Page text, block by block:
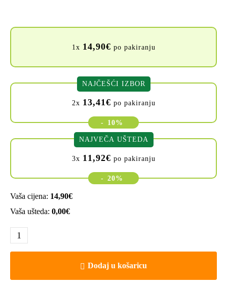
1x 14,90€ po pakiranju
2x 13,41 € po pakiranju
- 10%
NAJČEŠĆI IZBOR
3x 11,92€ po pakiranju
- 20%
NAJVEČA UŠTEDA
Vaša cijena: 14,90€
Vaša ušteda: 0,00€
Dodaj u košaricu